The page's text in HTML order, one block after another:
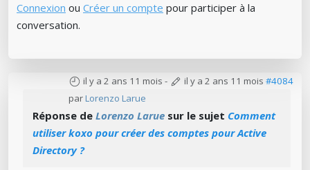
Connexion ou Créer un compte pour participer à la
conversation.
il y a 2 ans 11 mois - il y a 2 ans 11 mois #4084
par Lorenzo Larue
Réponse de Lorenzo Larue sur le sujet Comment
utiliser koxo pour créer des comptes pour Active
Directory ?